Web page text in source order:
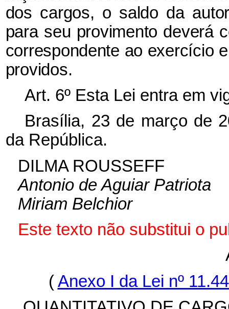
dos cargos, o saldo da
para seu provimento deverá
correspondente ao exercício
providos.
Art. 6º Esta Lei entra em
Brasília, 23 de março de
da República.
DILMA ROUSSEFF
Antonio de Aguiar Patriota
Miriam Belchior
Este texto não substitui o
(Anexo I da Lei nº